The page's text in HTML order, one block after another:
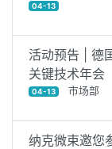
04-13
活动预告 | 德
关键技术年会
04-13 市场部
纳克微束邀您